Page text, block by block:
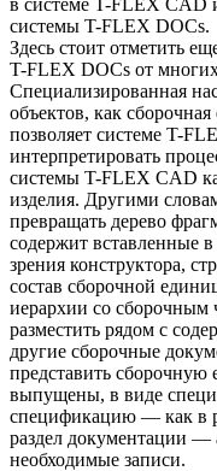
системы T-FLEX DOCs.
Здесь стоит отметить
T-FLEX DOCs от
Специализированная
объектов, как
позволяет системе T-
интерпретировать
системы T-FLEX CAD
изделия. Другими
превращать дерево
содержит вставленные
зрения конструктора,
состав сборочной
иерархии со сборочным
разместить рядом с
другие сборочные
представить
выпущены, в виде
спецификацию — как в
раздел документации —
необходимые записи.